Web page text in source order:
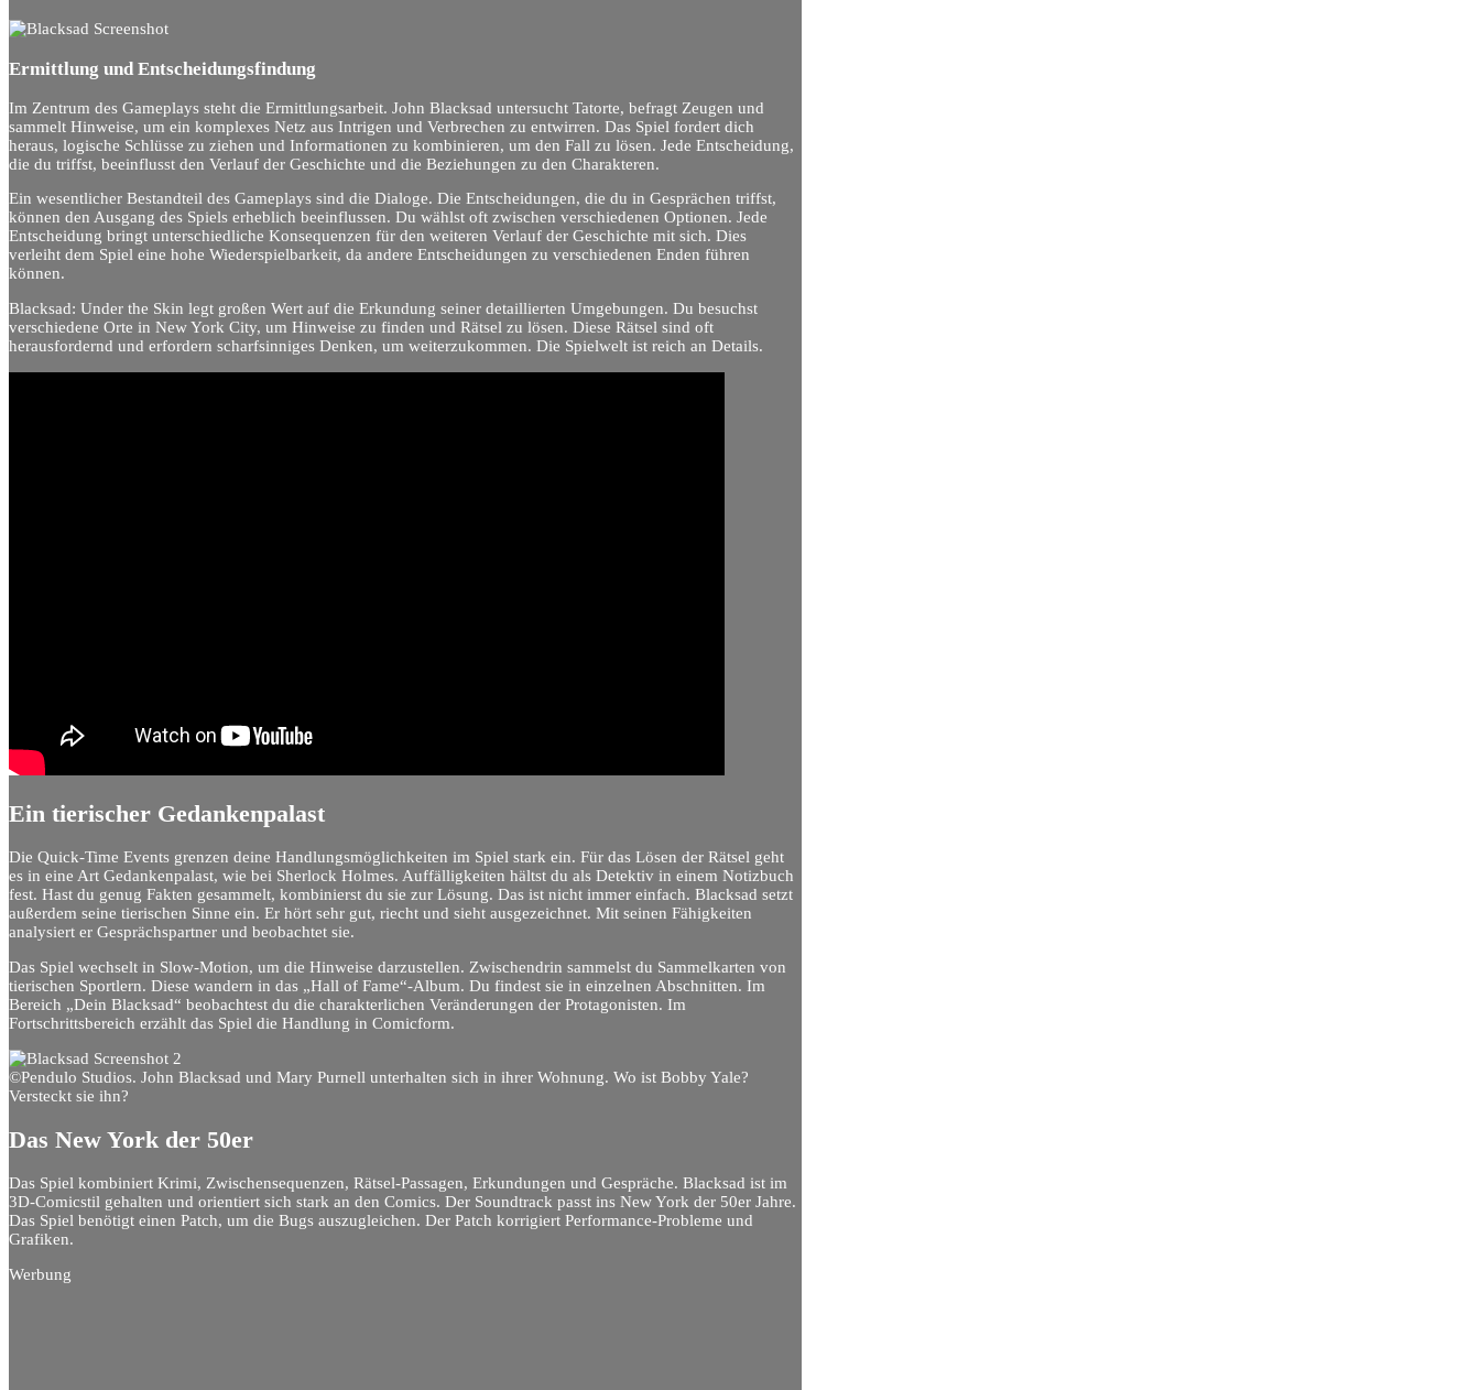
Ermittlung und Entscheidungsfindung
Im Zentrum des Gameplays steht die Ermittlungsarbeit. John Blacksad untersucht Tatorte, befragt Zeugen und
sammelt Hinweise, um ein komplexes Netz aus Intrigen und Verbrechen zu entwirren. Das Spiel fordert dich
heraus, logische Schlüsse zu ziehen und Informationen zu kombinieren, um den Fall zu lösen. Jede Entscheidung,
die du triffst, beeinflusst den Verlauf der Geschichte und die Beziehungen zu den Charakteren.
Ein wesentlicher Bestandteil des Gameplays sind die Dialoge. Die Entscheidungen, die du in Gesprächen triffst,
können den Ausgang des Spiels erheblich beeinflussen. Du wählst oft zwischen verschiedenen Optionen. Jede
Entscheidung bringt unterschiedliche Konsequenzen für den weiteren Verlauf der Geschichte mit sich. Dies
verleiht dem Spiel eine hohe Wiederspielbarkeit, da andere Entscheidungen zu verschiedenen Enden führen
können.
Blacksad: Under the Skin legt großen Wert auf die Erkundung seiner detaillierten Umgebungen. Du besuchst
verschiedene Orte in New York City, um Hinweise zu finden und Rätsel zu lösen. Diese Rätsel sind oft
herausfordernd und erfordern scharfsinniges Denken, um weiterzukommen. Die Spielwelt ist reich an Details.
Ein tierischer Gedankenpalast
Die Quick-Time Events grenzen deine Handlungsmöglichkeiten im Spiel stark ein. Für das Lösen der Rätsel geht
es in eine Art Gedankenpalast, wie bei Sherlock Holmes. Auffälligkeiten hältst du als Detektiv in einem Notizbuch
fest. Hast du genug Fakten gesammelt, kombinierst du sie zur Lösung. Das ist nicht immer einfach. Blacksad setzt
außerdem seine tierischen Sinne ein. Er hört sehr gut, riecht und sieht ausgezeichnet. Mit seinen Fähigkeiten
analysiert er Gesprächspartner und beobachtet sie.
Das Spiel wechselt in Slow-Motion, um die Hinweise darzustellen. Zwischendrin sammelst du Sammelkarten von
tierischen Sportlern. Diese wandern in das „Hall of Fame“-Album. Du findest sie in einzelnen Abschnitten. Im
Bereich „Dein Blacksad“ beobachtest du die charakterlichen Veränderungen der Protagonisten. Im
Fortschrittsbereich erzählt das Spiel die Handlung in Comicform.
©Pendulo Studios. John Blacksad und Mary Purnell unterhalten sich in ihrer Wohnung. Wo ist Bobby Yale?
Versteckt sie ihn?
Das New York der 50er
Das Spiel kombiniert Krimi, Zwischensequenzen, Rätsel-Passagen, Erkundungen und Gespräche. Blacksad ist im
3D-Comicstil gehalten und orientiert sich stark an den Comics. Der Soundtrack passt ins New York der 50er Jahre.
Das Spiel benötigt einen Patch, um die Bugs auszugleichen. Der Patch korrigiert Performance-Probleme und
Grafiken.
Werbung